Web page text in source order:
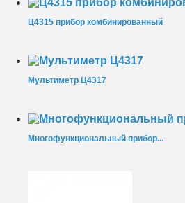
Ц4315 прибор комбинированный
Мультиметр Ц4317
Многофункциональный прибор...